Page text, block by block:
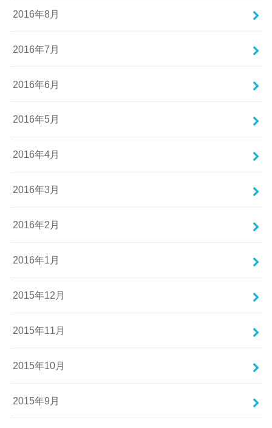
2016年8月
2016年7月
2016年6月
2016年5月
2016年4月
2016年3月
2016年2月
2016年1月
2015年12月
2015年11月
2015年10月
2015年9月